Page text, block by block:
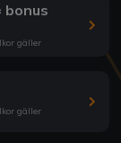
bonus
gäller
gäller